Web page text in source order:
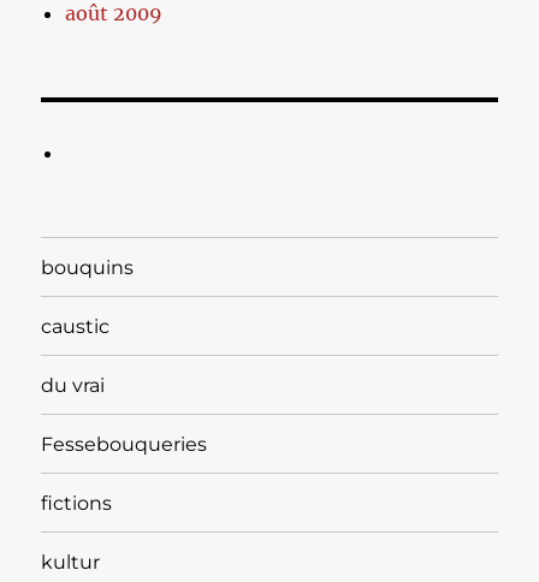
août 2009
bouquins
caustic
du vrai
Fessebouqueries
fictions
kultur